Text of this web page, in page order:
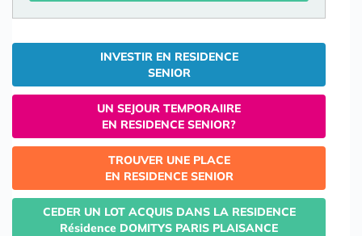
INVESTIR EN RESIDENCE
SENIOR
UN SEJOUR TEMPORAIIRE
EN RESIDENCE SENIOR?
TROUVER UNE PLACE
EN RESIDENCE SENIOR
CEDER UN LOT ACQUIS DANS LA RESIDENCE
Résidence DOMITYS PARIS PLAISANCE